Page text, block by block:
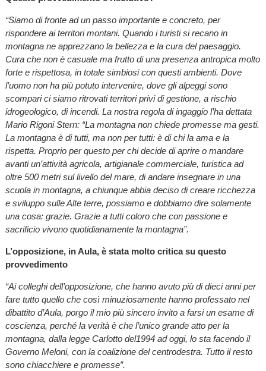
“Siamo di fronte ad un passo importante e concreto, per
rispondere ai territori montani. Quando i turisti si recano in
montagna ne apprezzano la bellezza e la cura del paesaggio.
Cura che non è casuale ma frutto di una presenza antropica molto
forte e rispettosa, in totale simbiosi con questi ambienti. Dove
l’uomo non ha più potuto intervenire, dove gli alpeggi sono
scompari ci siamo ritrovati territori privi di gestione, a rischio
idrogeologico, di incendi. La nostra regola di ingaggio l’ha dettata
Mario Rigoni Stern: “La montagna non chiede promesse ma gesti.
La montagna è di tutti, ma non per tutti: è di chi la ama e la
rispetta. Proprio per questo per chi decide di aprire o mandare
avanti un’attività agricola, artigianale commerciale, turistica ad
oltre 500 metri sul livello del mare, di andare insegnare in una
scuola in montagna, a chiunque abbia deciso di creare ricchezza
e sviluppo sulle Alte terre, possiamo e dobbiamo dire solamente
una cosa: grazie. Grazie a tutti coloro che con passione e
sacrificio vivono quotidianamente la montagna”.
L’opposizione, in Aula, è stata molto critica su questo
provvedimento
“Ai colleghi dell’opposizione, che hanno avuto più di dieci anni per
fare tutto quello che così minuziosamente hanno professato nel
dibattito d’Aula, porgo il mio più sincero invito a farsi un esame di
coscienza, perché la verità è che l’unico grande atto per la
montagna, dalla legge Carlotto del1994 ad oggi, lo sta facendo il
Governo Meloni, con la coalizione del centrodestra. Tutto il resto
sono chiacchiere e promesse”.